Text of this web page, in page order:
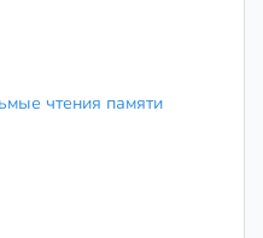
чтения памяти